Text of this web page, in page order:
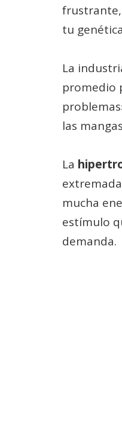
frustrante,
tu
La
promedio
las
La
mucha
estímulo
demanda.